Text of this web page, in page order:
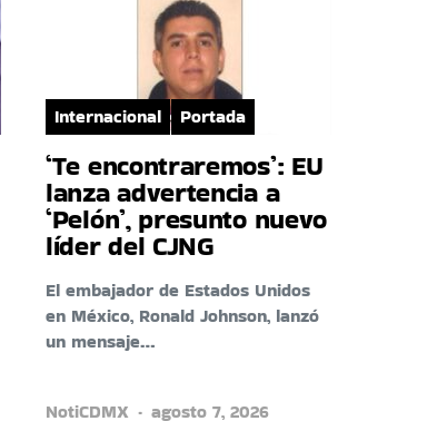
Internacional Portada
‘Te encontraremos’: EU
lanza advertencia a
‘Pelón’, presunto nuevo
líder del CJNG
El embajador de Estados Unidos
en México, Ronald Johnson, lanzó
un mensaje…
NotiCDMX agosto 7, 2026